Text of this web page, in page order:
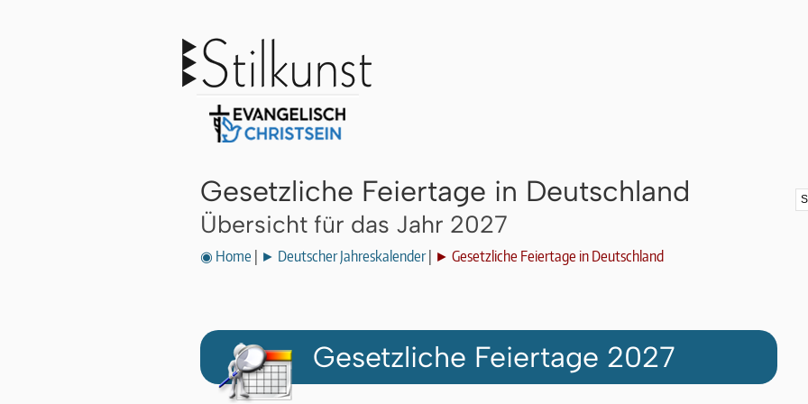
Gesetzliche Feiertage in Deutschland
Übersicht für das Jahr 2027
◉ Home ► Deutscher Jahreskalender| ► Gesetzliche Feiertage in Deutschland
Gesetzliche Feiertage 2027